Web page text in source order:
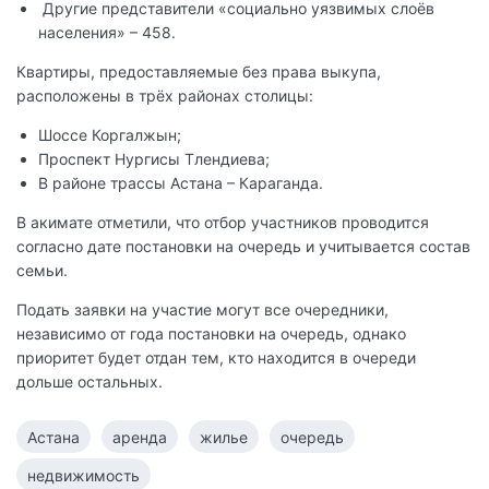
Другие представители «социально уязвимых слоёв
населения» – 458.
Квартиры, предоставляемые без права выкупа,
расположены в трёх районах столицы:
Шоссе Коргалжын;
Проспект Нургисы Тлендиева;
В районе трассы Астана – Караганда.
В акимате отметили, что отбор участников проводится
согласно дате постановки на очередь и учитывается состав
семьи.
Подать заявки на участие могут все очередники,
независимо от года постановки на очередь, однако
приоритет будет отдан тем, кто находится в очереди
дольше остальных.
Астана аренда жилье очередь
недвижимость